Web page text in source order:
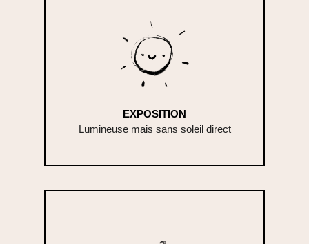
EXPOSITION
Lumineuse mais sans soleil direct